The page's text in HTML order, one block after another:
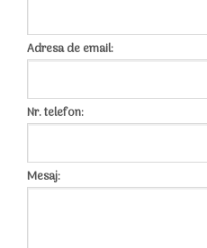
Adresa de email:
Nr. telefon:
Mesaj: